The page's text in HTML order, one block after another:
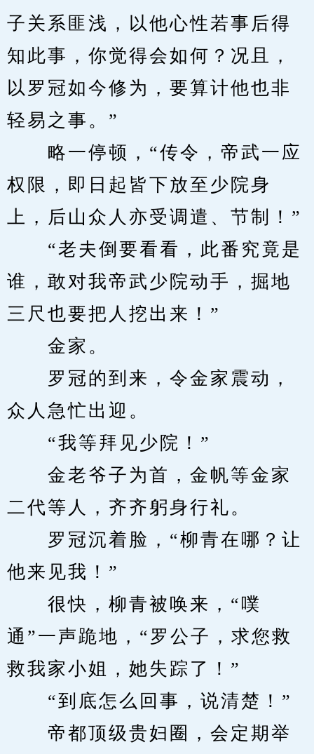
子关系匪浅，以他心性若事后得
知此事，你觉得会如何？况且，
以罗冠如今修为，要算计他也非
轻易之事。”
略一停顿，“传令，帝武一应
权限，即日起皆下放至少院身
上，后山众人亦受调遣、节制！”
“老夫倒要看看，此番究竟是
谁，敢对我帝武少院动手，掘地
三尺也要把人挖出来！”
金家。
罗冠的到来，令金家震动，
众人急忙出迎。
“我等拜见少院！”
金老爷子为首，金帆等金家
二代等人，齐齐躬身行礼。
罗冠沉着脸，“柳青在哪？让
他来见我！”
很快，柳青被唤来，“噗
通”一声跪地，“罗公子，求您救
救我家小姐，她失踪了！”
“到底怎么回事，说清楚！”
帝都顶级贵妇圈，会定期举